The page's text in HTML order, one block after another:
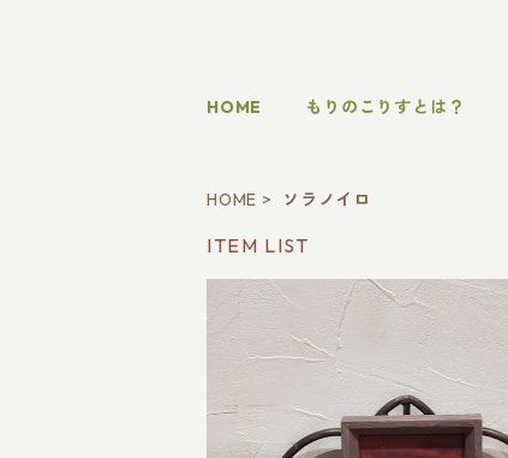
HOME もりのこりすとは？
HOME ソラノイロ
ITEM LIST